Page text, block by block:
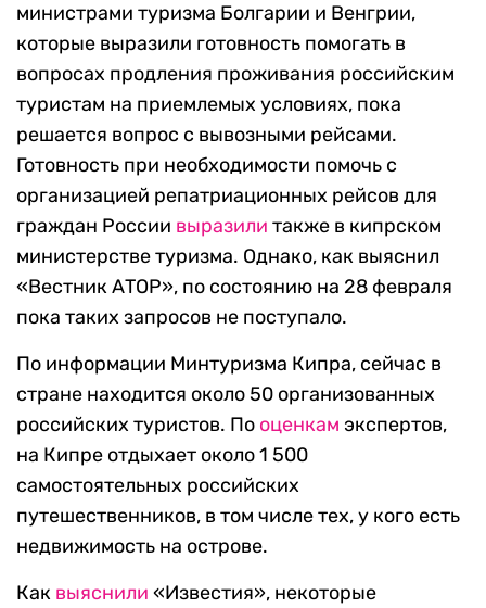
министрами туризма Болгарии и Венгрии,
которые выразили готовность помогать в
вопросах продления проживания российским
туристам на приемлемых условиях, пока
решается вопрос с вывозными рейсами.
Готовность при необходимости помочь с
организацией репатриационных рейсов для
граждан России выразили также в кипрском
министерстве туризма. Однако, как выяснил
«Вестник АТОР», по состоянию на 28 февраля
пока таких запросов не поступало.
По информации Минтуризма Кипра, сейчас в
стране находится около 50 организованных
российских туристов. По оценкам экспертов,
на Кипре отдыхает около 1 500
самостоятельных российских
путешественников, в том числе тех, у кого есть
недвижимость на острове.
Как выяснили «Известия», некоторые